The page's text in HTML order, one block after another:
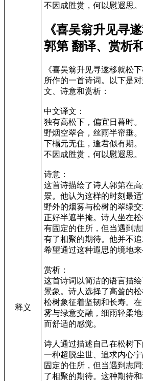
释义
不因成胜赏，何以慰遐思。
《喜吴翁升见寻
郭第 翻译、赏析
《喜吴翁升见寻遂移就松
所作的一首诗词。以下是
文、诗意和赏析：
中文译文：
独有高松下，偏宜日暮时。
野烟空翠合，丝雨半帘垂。
下榻元无住，逢君似有期。
不因成胜赏，何以慰遐思。
诗意：
这首诗描绘了诗人郭第在
景。他认为这样的时刻最适
野外的烟雾与松树的翠绿
正好半遮半掩。诗人坐在
有固定的住所，但当遇到
有了相聚的期待。他并不
希望通过这种遐思的境地来
赏析：
这首诗词以简洁的语言描
景象。诗人选择了高耸的松
松树象征着坚韧和长寿。
雾与绿意交融，细雨轻柔
而舒适的感觉。
诗人通过描述自己在松树
一种超脱尘世、追求内心
固定的住所，但当遇到志
了相聚的期待。这种期待